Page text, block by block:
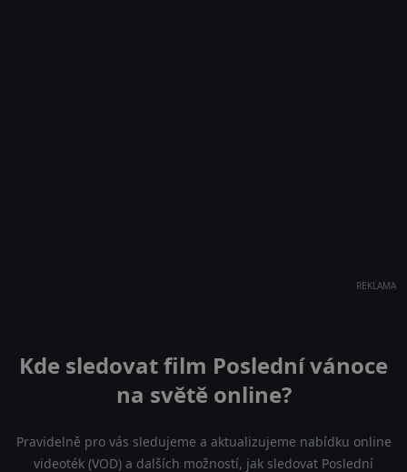
REKLAMA
Kde sledovat film Poslední vánoce
na světě online?
Pravidelně pro vás sledujeme a aktualizujeme nabídku online
videoték (VOD) a dalších možností, jak sledovat Poslední